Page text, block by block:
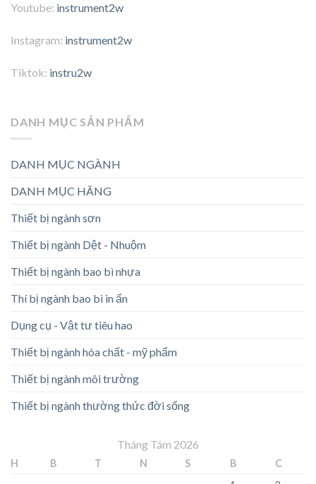
Youtube: instrument2w
Instagram: instrument2w
Tiktok: instru2w
DANH MỤC SẢN PHẨM
DANH MỤC NGÀNH
DANH MỤC HÃNG
Thiết bị ngành sơn
Thiết bị ngành Dệt - Nhuộm
Thiết bị ngành bao bì nhựa
Thí bị ngành bao bì in ấn
Dụng cụ - Vật tư tiêu hao
Thiết bị ngành hóa chất - mỹ phẩm
Thiết bị ngành môi trường
Thiết bị ngành thường thức đời sống
Tháng Tám 2026
H B T N S B
C